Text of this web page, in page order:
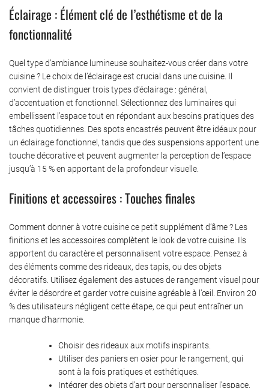
Éclairage : Élément clé de l’esthétisme et de la
fonctionnalité
Quel type d’ambiance lumineuse souhaitez-vous créer dans votre
cuisine ? Le choix de l’éclairage est crucial dans une cuisine. Il
convient de distinguer trois types d’éclairage : général,
d’accentuation et fonctionnel. Sélectionnez des luminaires qui
embellissent l’espace tout en répondant aux besoins pratiques des
tâches quotidiennes. Des spots encastrés peuvent être idéaux pour
un éclairage fonctionnel, tandis que des suspensions apportent une
touche décorative et peuvent augmenter la perception de l’espace
jusqu’à 15 % en apportant de la profondeur visuelle.
Finitions et accessoires : Touches finales
Comment donner à votre cuisine ce petit supplément d’âme ? Les
finitions et les accessoires complètent le look de votre cuisine. Ils
apportent du caractère et personnalisent votre espace. Pensez à
des éléments comme des rideaux, des tapis, ou des objets
décoratifs. Utilisez également des astuces de rangement visuel pour
éviter le désordre et garder votre cuisine agréable à l’œil. Environ 20
% des utilisateurs négligent cette étape, ce qui peut entraîner un
manque d’harmonie.
Choisir des rideaux aux motifs inspirants.
Utiliser des paniers en osier pour le rangement, qui
sont à la fois pratiques et esthétiques.
Intégrer des objets d’art pour personnaliser l’espace,